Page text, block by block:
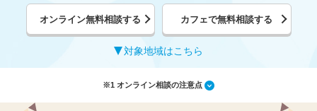
オンライン無料相談する カフェで無料相談する
対象地域はこちら
※1 オンライン相談の注意点